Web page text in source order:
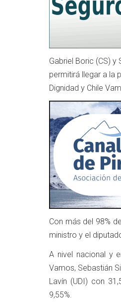
Gabriel Boric (CS)
permitirá llegar a la
Dignidad y Chile
Con más del 98%
ministro y el
A nivel nacional y
Vamos, Sebastián
Lavín (UDI) con
9,55%.